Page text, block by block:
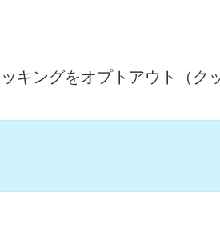
キングをオプトアウト（ク